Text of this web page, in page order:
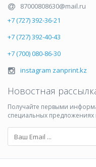
87000808630@mail.ru
+7 (727) 392-36-21
+7 (727) 392-40-43
+7 (700) 080-86-30
instagram zanprint.kz
Новостная
Получайте первыми
специальных предложениях